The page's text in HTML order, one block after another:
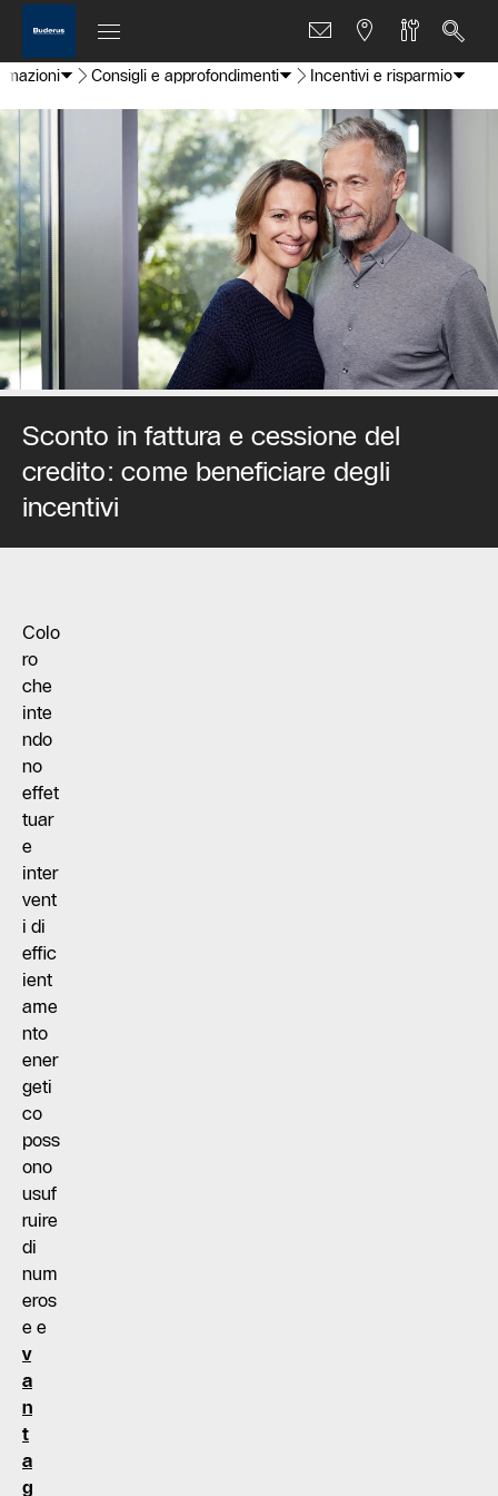
Consigli e approfondimenti Incentivi e risparmio
Sconto in fattura e cessione del
credito: come beneficiare degli
incentivi
Colo
ro
che
inte
ndo
no
effet
tuar
e
inter
vent
i di
effic
ient
ame
nto
ener
geti
co
poss
ono
usuf
ruire
di
num
eros
e e
v
a
n
t
a
g